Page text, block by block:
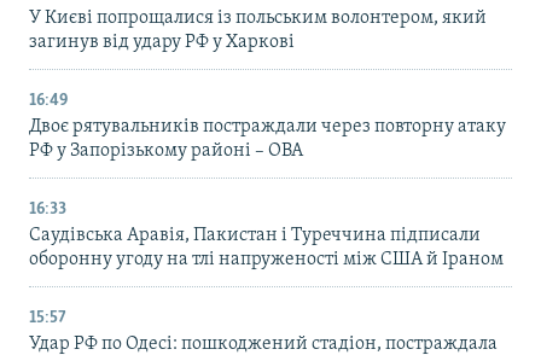
У Києві попрощалися із польським волонтером, який
загинув від удару РФ у Харкові
16:49
Двоє рятувальників постраждали через повторну атаку
РФ у Запорізькому районі – ОВА
16:33
Саудівська Аравія, Пакистан і Туреччина підписали
оборонну угоду на тлі напруженості між США й Іраном
15:57
Удар РФ по Одесі: пошкоджений стадіон, постраждала